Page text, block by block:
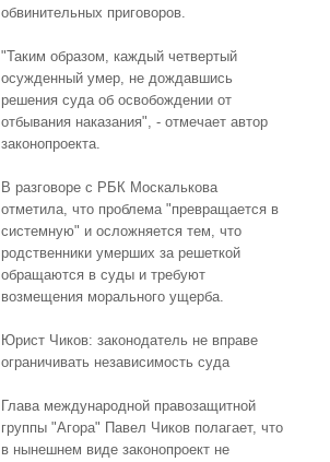
обвинительных приговоров.
"Таким образом, каждый четвертый
осужденный умер, не дождавшись
решения суда об освобождении от
отбывания наказания", - отмечает автор
законопроекта.
В разговоре с РБК Москалькова
отметила, что проблема "превращается в
системную" и осложняется тем, что
родственники умерших за решеткой
обращаются в суды и требуют
возмещения морального ущерба.
Юрист Чиков: законодатель не вправе
ограничивать независимость суда
Глава международной правозащитной
группы "Агора" Павел Чиков полагает, что
в нынешнем виде законопроект не